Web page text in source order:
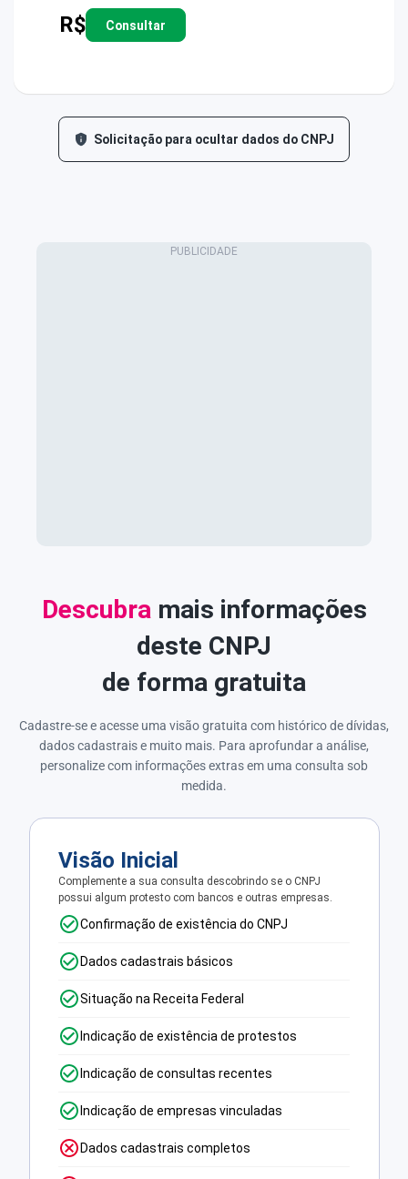
R$ Consultar
Solicitação para ocultar dados do CNPJ
Descubramais informações
deste CNPJ
de forma gratuita
Cadastre-se e acesse uma visão gratuita com histórico de dívidas,
dados cadastrais e muito mais. Para aprofundar a análise,
personalize com informações extras em uma consulta sob
medida.
Visão Inicial
Complemente a sua consulta descobrindo se o CNPJ
possui algum protesto com bancos e outras empresas.
Confirmação de existência do CNPJ
Dados cadastrais básicos
Situação na Receita Federal
Indicação de existência de protestos
Indicação de consultas recentes
Indicação de empresas vinculadas
Dados cadastrais completos